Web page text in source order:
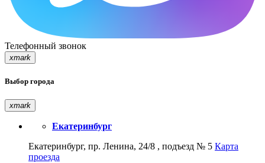
Телефонный звонок
xmark
Выбор города
xmark
Екатеринбург
Екатеринбург, пр. Ленина, 24/8 , подъезд № 5 Карта
проезда